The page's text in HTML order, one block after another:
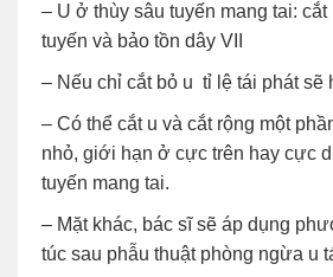
– U ở thùy sâu tuyến mang tai: cắt
tuyến và bảo tồn dây VII
– Nếu chỉ cắt bỏ u tỉ lệ tái phát sẽ
– Có thể cắt u và cắt rộng một
nhỏ, giới hạn ở cực trên hay cực
tuyến mang tai.
– Mặt khác, bác sĩ sẽ áp dụng
túc sau phẫu thuật phòng ngừa u